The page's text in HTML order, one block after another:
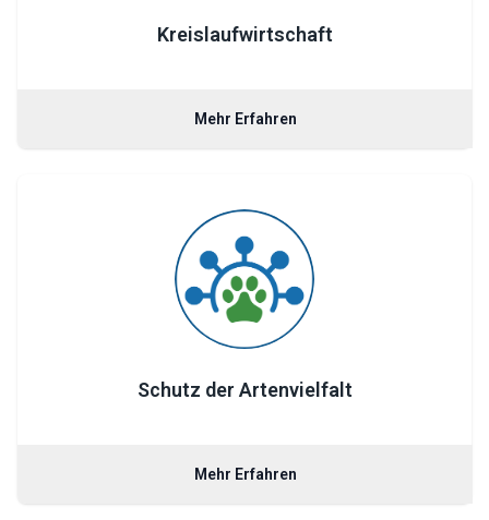
Kreislaufwirtschaft
Mehr Erfahren
Schutz der Artenvielfalt
Mehr Erfahren